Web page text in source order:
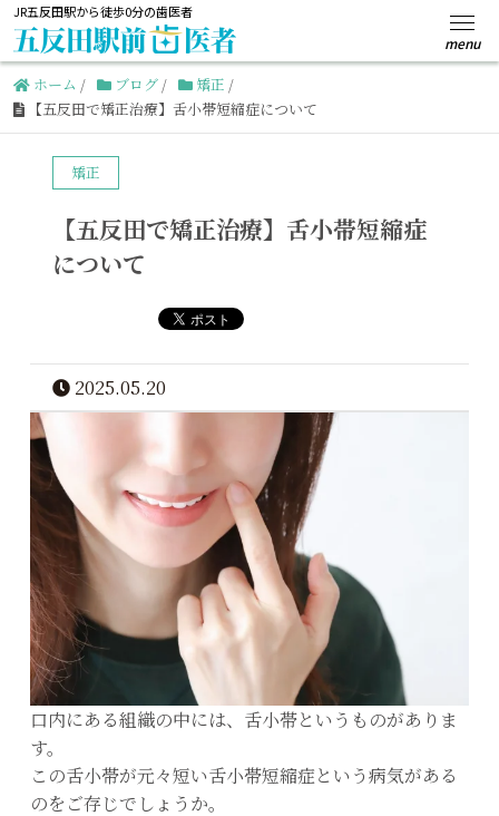
JR五反田駅から徒歩0分の歯医者
ホーム / ブログ / 矯正 /
【五反田で矯正治療】舌小帯短縮症について
矯正
【五反田で矯正治療】舌小帯短縮症
について
2025.05.20
口内にある組織の中には、舌小帯というものがありま
す。
この舌小帯が元々短い舌小帯短縮症という病気がある
のをご存じでしょうか。